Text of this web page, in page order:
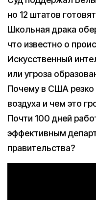
но 12 штатов
Школьная драка
что известно о
Искусственный
или угроза
Почему в США резко
воздуха и чем это
Почти 100 дней
эффективным
правительства?